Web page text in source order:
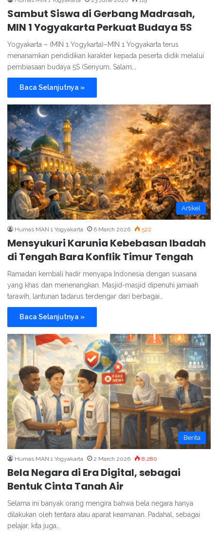
Sambut Siswa di Gerbang Madrasah,
MIN 1 Yogyakarta Perkuat Budaya 5S
Yogyakarta – (MIN 1 Yogykarta)–MIN 1 Yogyakarta terus
menanamkan pendidikan karakter kepada peserta didik melalui
pembiasaan budaya 5S (Senyum, Salam,…
Baca Selanjutnya »
Artikel
Humas MAN 1 Yogyakarta 6 March 2026 522
Mensyukuri Karunia Kebebasan Ibadah
di Tengah Bara Konflik Timur Tengah
Ramadan kembali hadir menyapa Indonesia dengan suasana
yang khas dan menenangkan. Masjid-masjid dipenuhi jamaah
tarawih, lantunan tadarus terdengar dari berbagai…
Baca Selanjutnya »
Berita
Humas MAN 1 Yogyakarta 2 March 2026 8,280
Bela Negara di Era Digital, sebagai
Bentuk Cinta Tanah Air
Selama ini banyak orang mengira bahwa bela negara hanya
dilakukan oleh tentara atau aparat keamanan. Padahal, sebagai
pelajar, kita juga…